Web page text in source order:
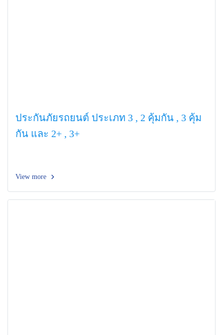
ประกันภัยรถยนต์ ประเภท 3 , 2 คุ้มกัน , 3 คุ้ม
กัน และ 2+ , 3+
View more